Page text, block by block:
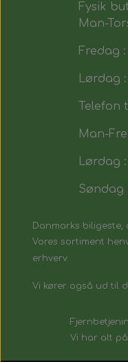
Fysik
Man-
Fredag :
Lørdag :
Telefon
Man-Fre
Lørdag :
Søndag
Danmarks biligeste,
Vores sortiment
erhverv.
Vi kører også ud til
Vi har alt